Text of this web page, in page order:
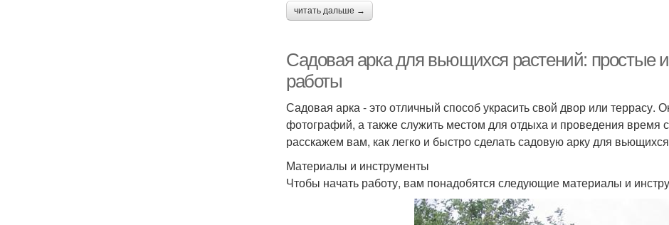
читать дальше →
Садовая арка для вьющихся растений: простые
работы
Садовая арка - это отличный способ украсить свой двор или
фотографий, а также служить местом для отдыха и проведения время
расскажем вам, как легко и быстро сделать садовую арку для
Материалы и инструменты
Чтобы начать работу, вам понадобятся следующие материалы и